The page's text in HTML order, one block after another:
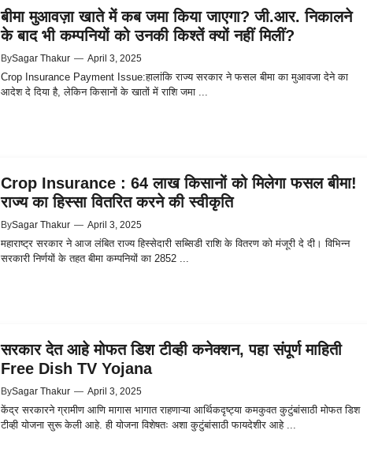
बीमा मुआवज़ा खाते में कब जमा किया जाएगा? जी.आर. निकालने
के बाद भी कम्पनियों को उनकी किश्तें क्यों नहीं मिलीं?
BySagar Thakur — April 3, 2025
Crop Insurance Payment Issue:हालांकि राज्य सरकार ने फसल बीमा का मुआवजा देने का
आदेश दे दिया है, लेकिन किसानों के खातों में राशि जमा ...
Crop Insurance : 64 लाख किसानों को मिलेगा फसल बीमा!
राज्य का हिस्सा वितरित करने की स्वीकृति
BySagar Thakur — April 3, 2025
महाराष्ट्र सरकार ने आज लंबित राज्य हिस्सेदारी सब्सिडी राशि के वितरण को मंजूरी दे दी। विभिन्न
सरकारी निर्णयों के तहत बीमा कम्पनियों का 2852 ...
सरकार देत आहे मोफत डिश टीव्ही कनेक्शन, पहा संपूर्ण माहिती
Free Dish TV Yojana
BySagar Thakur — April 3, 2025
केंद्र सरकारने ग्रामीण आणि मागास भागात राहणाऱ्या आर्थिकदृष्ट्या कमकुवत कुटुंबांसाठी मोफत डिश
टीव्ही योजना सुरू केली आहे. ही योजना विशेषतः अशा कुटुंबांसाठी फायदेशीर आहे ...